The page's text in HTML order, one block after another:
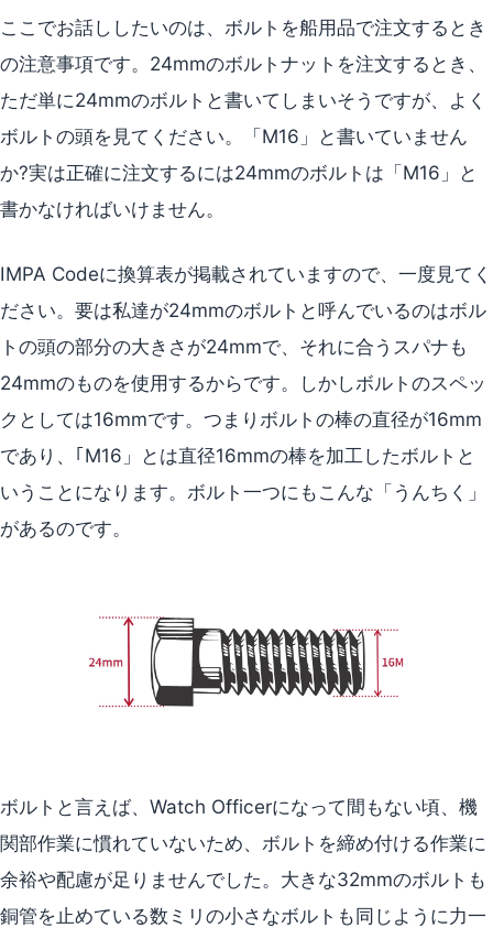
ここでお話ししたいのは、ボルトを船用品で注文するとき
の注意事項です。24mmのボルトナットを注文するとき、
ただ単に24mmのボルトと書いてしまいそうですが、よく
ボルトの頭を見てください。「M16」と書いていません
か?実は正確に注文するには24mmのボルトは「M16」と
書かなければいけません。
IMPA Codeに換算表が掲載されていますので、一度見てく
ださい。要は私達が24mmのボルトと呼んでいるのはボル
トの頭の部分の大きさが24mmで、それに合うスパナも
24mmのものを使用するからです。しかしボルトのスペッ
クとしては16mmです。つまりボルトの棒の直径が16mm
であり、｢M16」とは直径16mmの棒を加工したボルトと
いうことになります。ボルト一つにもこんな「うんちく」
があるのです。
ボルトと言えば、Watch Officerになって間もない頃、機
関部作業に慣れていないため、ボルトを締め付ける作業に
余裕や配慮が足りませんでした。大きな32mmのボルトも
銅管を止めている数ミリの小さなボルトも同じように力一